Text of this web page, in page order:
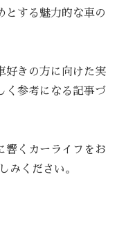
とする魅力的な車の
好きの方に向けた実
く参考になる記事づ
響くカーライフをお
みください。